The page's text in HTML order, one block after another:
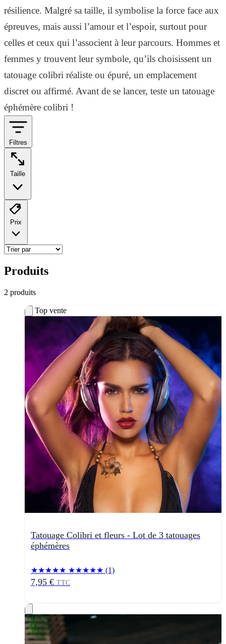
résilience. Malgré sa taille, il symbolise la force face aux
épreuves, mais aussi l’amour et l’espoir, surtout pour
celles et ceux qui l’associent à leur parcours. Hommes et
femmes y trouvent leur symbole, qu’ils choisissent un
tatouage colibri réaliste ou épuré, un emplacement
discret ou affirmé. Avant de se lancer, teste un tatouage
éphémère colibri !
Filtres
Produits
2 produits
Top vente
Tatouage Colibri et fleurs - Lot de 3 tatouages
éphémères
★★★★★ ★★★★★ (1)
7,95 € TTC